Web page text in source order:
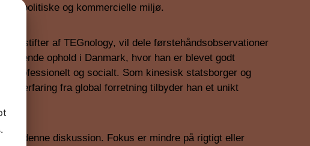
politiske og kommercielle miljø.
og stifter af TEGnology, vil dele førstehåndsobservationer
ophold i Danmark, hvor han er blevet godt
professionelt og socialt. Som kinesisk statsborger og
erfaring fra global forretning tilbyder han et unikt
i denne diskussion. Fokus er mindre på rigtigt eller